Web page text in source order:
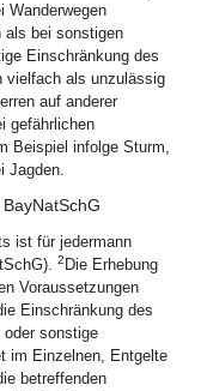
Wanderwegen
als bei sonstigen
Einschränkung des
vielfach als unzulässig
auf anderer
gefährlichen
Beispiel infolge Sturm,
Jagden.
ist für jedermann
2 Die Erhebung
Voraussetzungen
Einschränkung des
oder sonstige
im Einzelnen, Entgelte
betreffenden